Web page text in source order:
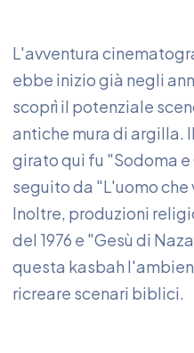
L'avventura
ebbe inizio già negli
scoprì il potenziale
antiche mura di argilla.
girato qui fu "Sodoma e
seguito da "L'uomo che
Inoltre, produzioni
del 1976 e "Gesù di
questa kasbah
ricreare scenari biblici.